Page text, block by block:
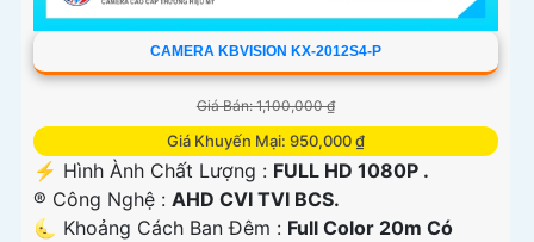
CAMERA KBVISION KX-2012S4-P
Giá Bán: 1,100,000 ₫
Giá Khuyến Mại: 950,000 ₫
️⚡ Hình Ành Chất Lượng : FULL HD 1080P .
®️ Công Nghệ : AHD CVI TVI BCS.
🌜 Khoảng Cách Ban Đêm : Full Color 20m Có